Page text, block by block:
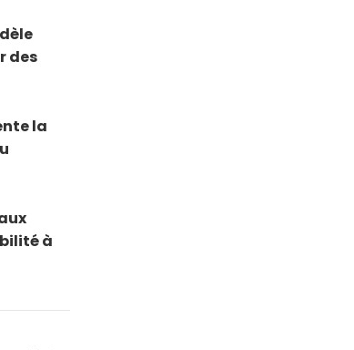
des
la
à